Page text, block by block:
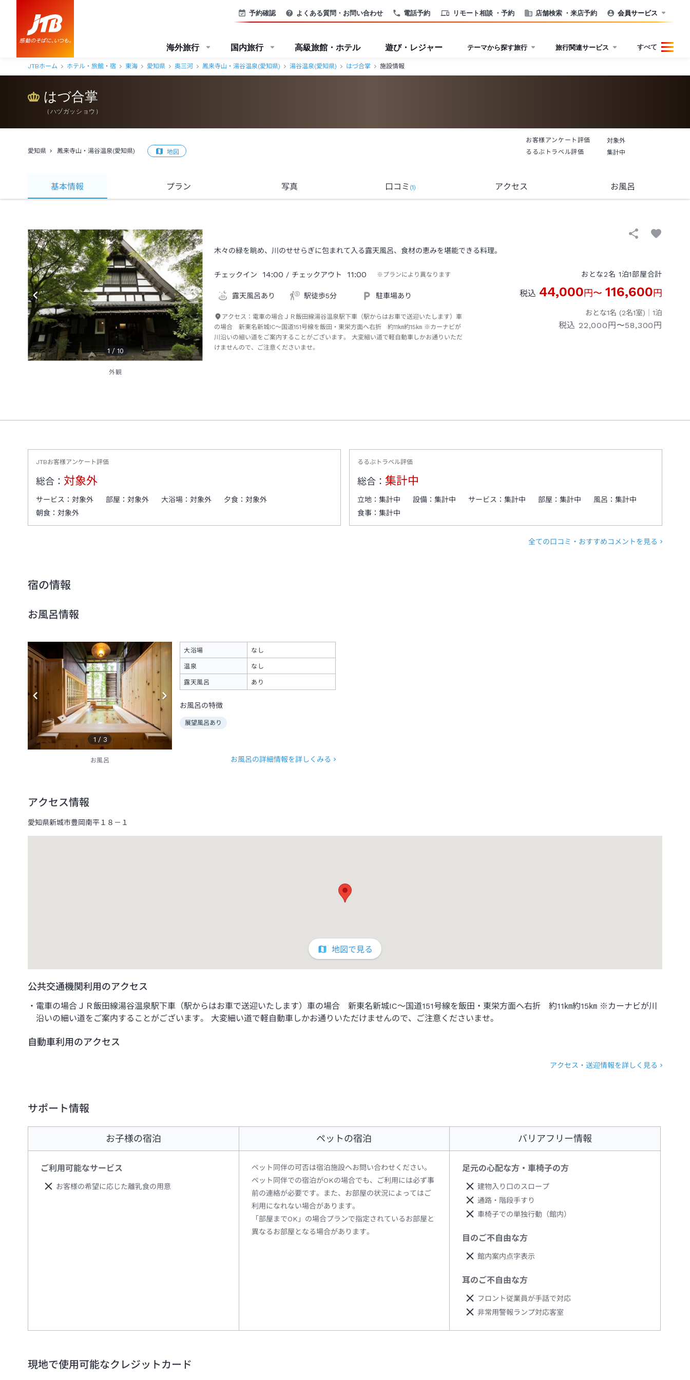
電話予約 リモート相談 ・予約 店舗検索 ・来店予約
予約確認 よくある質問・お問い合わせ 会員サービス
海外旅行 国内旅行 高級旅館・ホテル 遊び・レジャー テーマから探す旅行 旅行関連サービス すべて
JTBホーム ホテル・旅館・宿 東海 愛知県 奥三河 鳳来寺山・湯谷温泉(愛知県) 湯谷温泉(愛知県) はづ合掌 施設情報
はづ合掌
（ ハヅガッショウ ）
愛知県 鳳来寺山・湯谷温泉(愛知県) 地図
お客様アンケート評価
対象外
るるぶトラベル評価
集計中
基本情報 プラン 写真 口コミ (1) アクセス お風呂
1 / 10
外観
木々の緑を眺め、川のせせらぎに包まれて入る露天風呂、食材の恵みを堪能できる料理。
チェックイン 14:00 / チェックアウト 11:00 ※プランにより異なります
露天風呂あり 駅徒歩5分 駐車場あり
アクセス： 電車の場合ＪＲ飯田線湯谷温泉駅下車（駅からはお車で送迎いたします）車
の場合 新東名新城IC～国道151号線を飯田・東栄方面へ右折 約11㎞約15㎞ ※カーナビが
川沿いの細い道をご案内することがございます。 大変細い道で軽自動車しかお通りいただ
けませんので、ご注意くださいませ。
おとな2名 1泊1部屋合計
税込 44,000円〜 116,600円
おとな1名 (2名1室)｜ 1泊
税込 22,000円〜58,300円
JTBお客様アンケート評価
総合： 対象外
サービス： 対象外 部屋： 対象外 大浴場： 対象外 夕食： 対象外
朝食： 対象外
るるぶトラベル評価
総合： 集計中
立地：集計中 設備：集計中 サービス：集計中 部屋：集計中 風呂：集計中
食事：集計中
全ての口コミ・おすすめコメントを見る
宿の情報
お風呂情報
1 / 3
お風呂
大浴場 なし
温泉 なし
露天風呂 あり
お風呂の特徴
展望風呂あり
お風呂の詳細情報を詳しくみる
アクセス情報
愛知県新城市豊岡南平１８－１
地図で見る
公共交通機関利用のアクセス
電車の場合ＪＲ飯田線湯谷温泉駅下車（駅からはお車で送迎いたします）車の場合 新東名新城IC～国道151号線を飯田・東栄方面へ右折 約11㎞約15㎞ ※カーナビが川
沿いの細い道をご案内することがございます。 大変細い道で軽自動車しかお通りいただけませんので、ご注意くださいませ。
自動車利用のアクセス
アクセス・送迎情報を詳しく見る
サポート情報
お子様の宿泊
ご利用可能なサービス
お客様の希望に応じた離乳食の用意
ペットの宿泊
ペット同伴の可否は宿泊施設へお問い合わせください。
ペット同伴での宿泊がOKの場合でも、ご利用には必ず事
前の連絡が必要です。また、お部屋の状況によってはご
利用になれない場合があります。
「部屋までOK」の場合プランで指定されているお部屋と
異なるお部屋となる場合があります。
バリアフリー情報
足元の心配な方・車椅子の方
建物入り口のスロープ
通路・階段手すり
車椅子での単独行動（館内）
目のご不自由な方
館内案内点字表示
耳のご不自由な方
フロント従業員が手話で対応
非常用警報ランプ対応客室
現地で使用可能なクレジットカード